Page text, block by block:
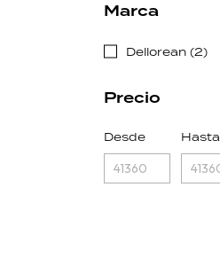
Marca
Dellorean (2)
Precio
Desde Hasta